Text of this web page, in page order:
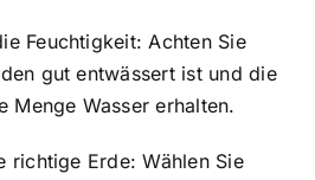
Feuchtigkeit: Achten Sie
gut entwässert ist und die
Menge Wasser erhalten.
richtige Erde: Wählen Sie